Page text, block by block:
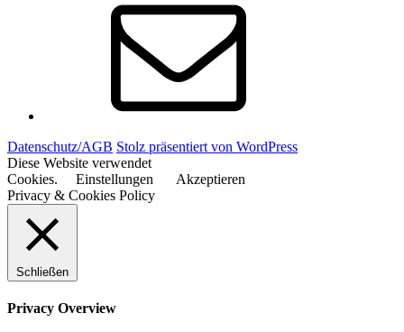
Datenschutz/AGB Stolz präsentiert von WordPress
Diese Website verwendet
Cookies.
Einstellungen
Akzeptieren
Privacy & Cookies Policy
Schließen
Privacy Overview